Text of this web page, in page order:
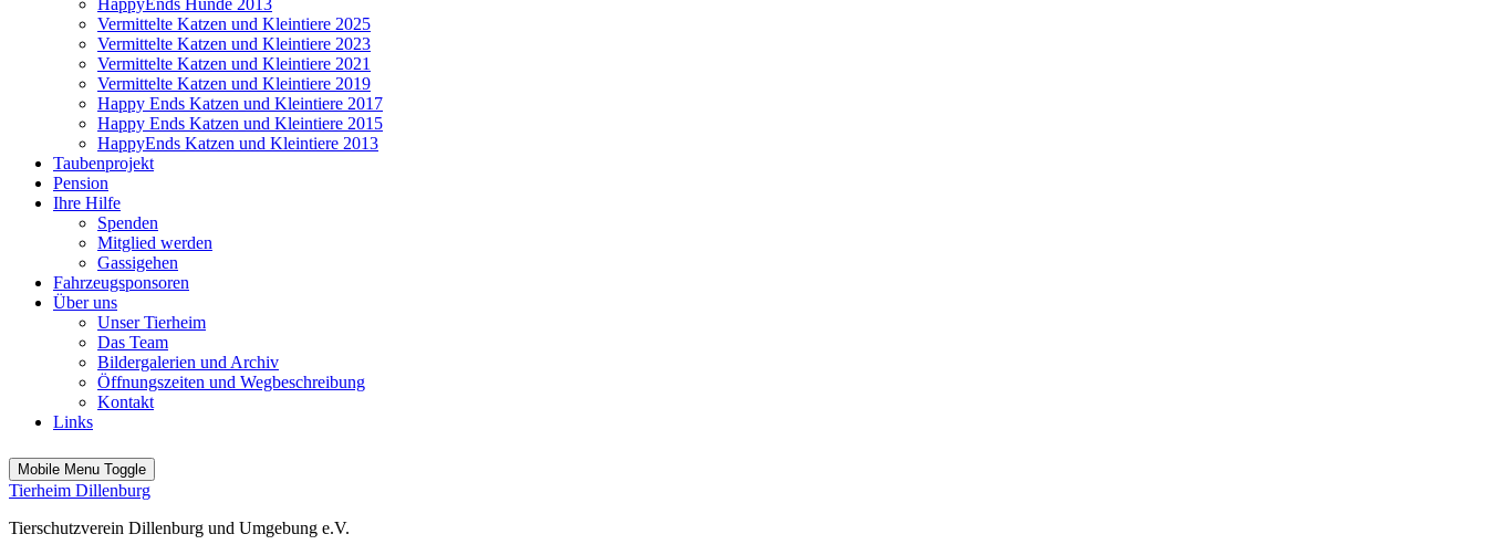
HappyEnds Hunde 2013
Vermittelte Katzen und Kleintiere 2025
Vermittelte Katzen und Kleintiere 2023
Vermittelte Katzen und Kleintiere 2021
Vermittelte Katzen und Kleintiere 2019
Happy Ends Katzen und Kleintiere 2017
Happy Ends Katzen und Kleintiere 2015
HappyEnds Katzen und Kleintiere 2013
Taubenprojekt
Pension
Ihre Hilfe
Spenden
Mitglied werden
Gassigehen
Fahrzeugsponsoren
Über uns
Unser Tierheim
Das Team
Bildergalerien und Archiv
Öffnungszeiten und Wegbeschreibung
Kontakt
Links
Mobile Menu Toggle
Tierheim Dillenburg
Tierschutzverein Dillenburg und Umgebung e.V.